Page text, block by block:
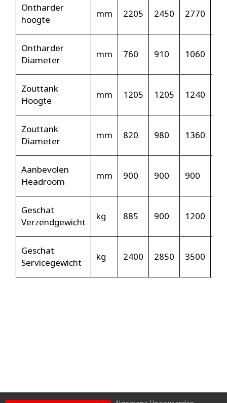
Ontharder
hoogte
mm 2205 2450 2770
Ontharder
Diameter
mm 760 910 1060
Zouttank
Hoogte
mm 1205 1205 1240
Zouttank
Diameter
mm 820 980 1360
Aanbevolen
Headroom
mm 900 900 900
Geschat
Verzendgewicht
kg 885 900 1200
Geschat
Servicegewicht
kg 2400 2850 3500